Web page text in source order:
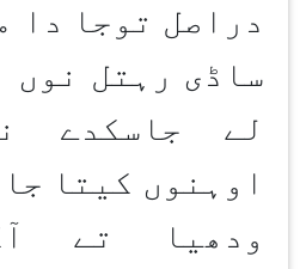
دراصل توجا دا
ساڈی رہتل نوں
لے جاسکدے
اوہنوں کیتا
ودھیا تے